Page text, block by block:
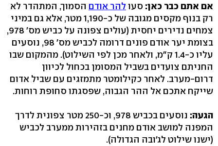
אם אתם כבר כאן: סעו להר אודם הסמוך, המתהדר לא
רק בנוף מקסים מגובה של כ‭1,190-‬ מטר, אלא גם במיני
בצומת יער אודם פונים דרומה לכביש מס' ‭,98‬ נוסעים
עליו כ‭1.4-‬ ק"מ, ולאחר מכן לפי השילוט‭.(‬ מהמקום שבו
החניתם צועדים בשביל המסומן בכחול לכיוון
דרום-מערב. לאחר כקילומטר מתמזגים עם שביל אדום
שייקח אתכם אל ההר הגבוה, שפסגתו סחופת רוחות.
הגעה:
נוסעים בכביש ‭,978‬ וכ‭250-‬ מטר צפונית לדרך
המפנה למושב אודם מחנים בזהירות ממערב לכביש
(ישנו שילוט לג'ובה הגדולה‭.(